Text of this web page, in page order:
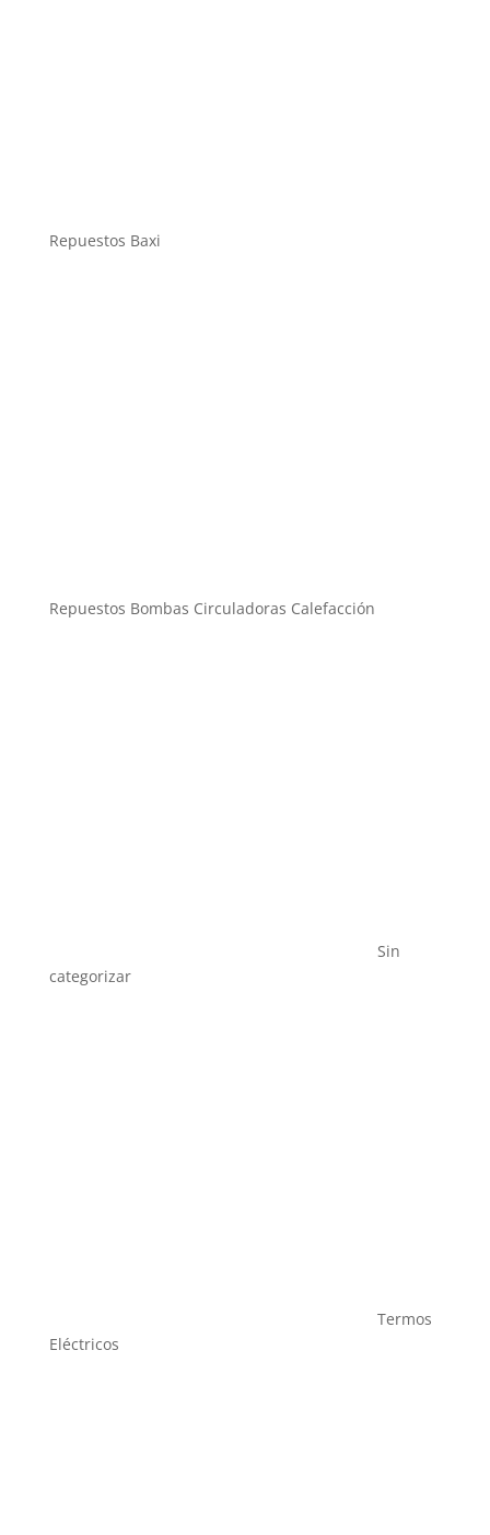
Repuestos Baxi
Repuestos Bombas Circuladoras Calefacción
Sin
categorizar
Termos
Eléctricos